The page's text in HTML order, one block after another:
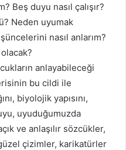
Beş duyu nasıl çalışır?
Neden uyumak
nasıl anlarım?
anlayabileceği
bu cildi ile
biyolojik yapısını,
uyuduğumuzda
ve anlaşılır sözcükler,
çizimler, karikatürler